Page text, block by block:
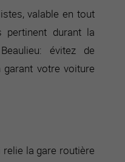
valable en tout
durant la
évitez de
votre voiture
la gare routière